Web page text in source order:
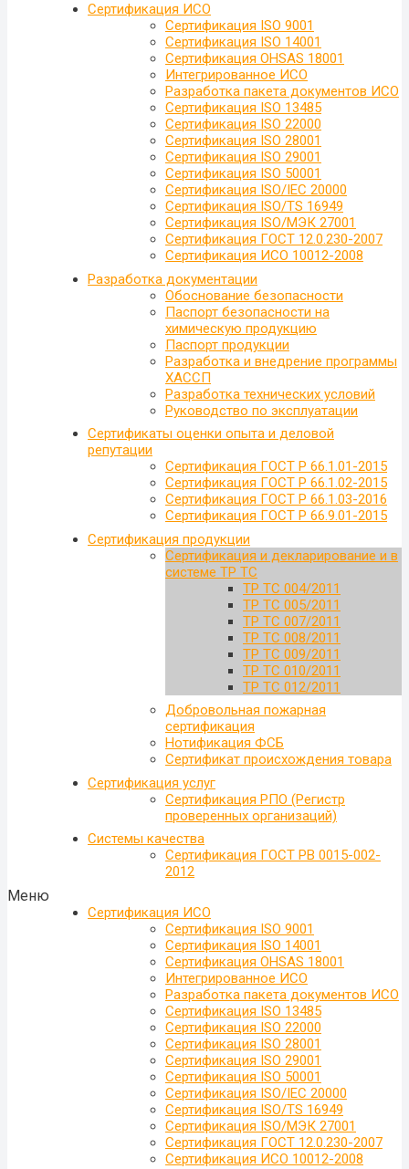
Сертификация ИСО
Сертификация ISO 9001
Сертификация ISO 14001
Сертификация OHSAS 18001
Интегрированное ИСО
Разработка пакета документов ИСО
Сертификация ISO 13485
Сертификация ISO 22000
Сертификация ISO 28001
Сертификация ISO 29001
Сертификация ISO 50001
Сертификация ISO/IEC 20000
Сертификация ISO/TS 16949
Сертификация ISO/МЭК 27001
Сертификация ГОСТ 12.0.230-2007
Сертификация ИСО 10012-2008
Разработка документации
Обоснование безопасности
Паспорт безопасности на
химическую продукцию
Паспорт продукции
Разработка и внедрение программы
ХАССП
Разработка технических условий
Руководство по эксплуатации
Сертификаты оценки опыта и деловой
репутации
Сертификация ГОСТ Р 66.1.01-2015
Сертификация ГОСТ Р 66.1.02-2015
Сертификация ГОСТ Р 66.1.03-2016
Сертификация ГОСТ Р 66.9.01-2015
Сертификация продукции
Сертификация и декларирование и в
системе ТР ТС
ТР ТС 004/2011
ТР ТС 005/2011
ТР ТС 007/2011
ТР ТС 008/2011
ТР ТС 009/2011
ТР ТС 010/2011
ТР ТС 012/2011
Добровольная пожарная
сертификация
Нотификация ФСБ
Сертификат происхождения товара
Сертификация услуг
Сертификация РПО (Регистр
проверенных организаций)
Системы качества
Сертификация ГОСТ РВ 0015-002-
2012
Меню
Сертификация ИСО
Сертификация ISO 9001
Сертификация ISO 14001
Сертификация OHSAS 18001
Интегрированное ИСО
Разработка пакета документов ИСО
Сертификация ISO 13485
Сертификация ISO 22000
Сертификация ISO 28001
Сертификация ISO 29001
Сертификация ISO 50001
Сертификация ISO/IEC 20000
Сертификация ISO/TS 16949
Сертификация ISO/МЭК 27001
Сертификация ГОСТ 12.0.230-2007
Сертификация ИСО 10012-2008